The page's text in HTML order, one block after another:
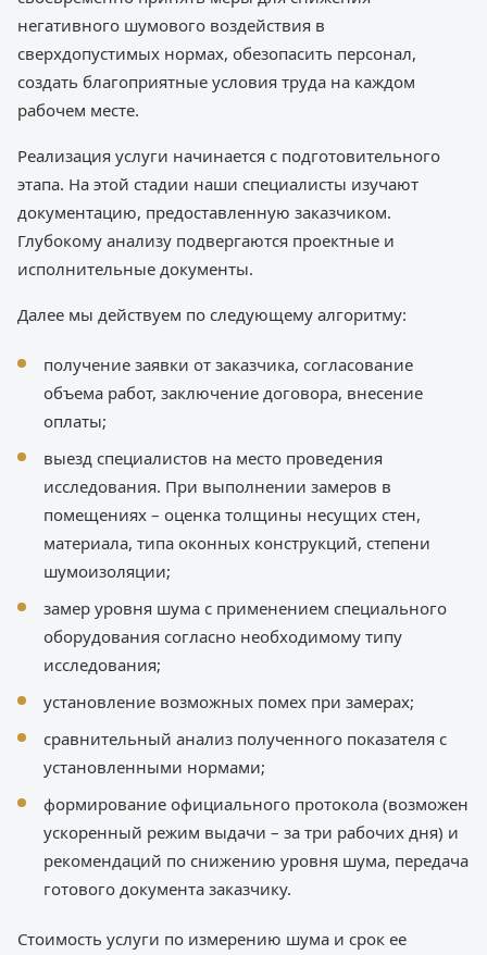
негативного шумового воздействия в
сверхдопустимых нормах, обезопасить персонал,
создать благоприятные условия труда на каждом
рабочем месте.
Реализация услуги начинается с подготовительного
этапа. На этой стадии наши специалисты изучают
документацию, предоставленную заказчиком.
Глубокому анализу подвергаются проектные и
исполнительные документы.
Далее мы действуем по следующему алгоритму:
получение заявки от заказчика, согласование
объема работ, заключение договора, внесение
оплаты;
выезд специалистов на место проведения
исследования. При выполнении замеров в
помещениях – оценка толщины несущих стен,
материала, типа оконных конструкций, степени
шумоизоляции;
замер уровня шума с применением специального
оборудования согласно необходимому типу
исследования;
установление возможных помех при замерах;
сравнительный анализ полученного показателя с
установленными нормами;
формирование официального протокола (возможен
ускоренный режим выдачи – за три рабочих дня) и
рекомендаций по снижению уровня шума, передача
готового документа заказчику.
Стоимость услуги по измерению шума и срок ее